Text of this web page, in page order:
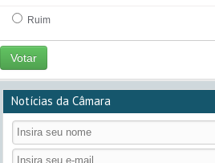
Ruim
Votar
Notícias da Câmara